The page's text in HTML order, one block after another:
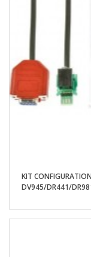
KIT
DV945/DR441/